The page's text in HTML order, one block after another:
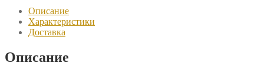
Описание
Характеристики
Доставка
Описание